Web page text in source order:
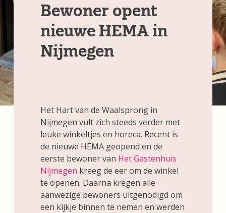
Bewoner opent
nieuwe HEMA in
Nijmegen
Het Hart van de Waalsprong in
Nijmegen vult zich steeds verder met
leuke winkeltjes en horeca. Recent is
de nieuwe HEMA geopend en de
eerste bewoner van Het Gastenhuis
Nijmegen kreeg de eer om de winkel
te openen. Daarna kregen alle
aanwezige bewoners uitgenodigd om
een kijkje binnen te nemen en werden